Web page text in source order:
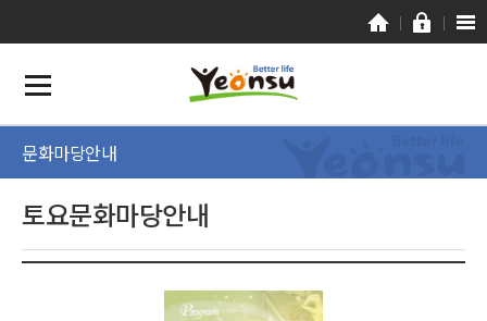
토요문화마당안내
문화마당안내